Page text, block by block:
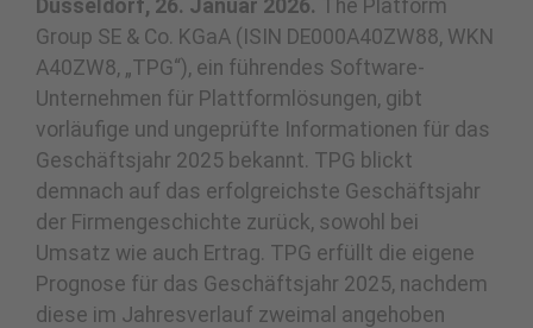
Düsseldorf, 26. Januar 2026. The Platform
Group SE & Co. KGaA (ISIN DE000A40ZW88, WKN
A40ZW8, „TPG“), ein führendes Software-
Unternehmen für Plattformlösungen, gibt
vorläufige und ungeprüfte Informationen für das
Geschäftsjahr 2025 bekannt. TPG blickt
demnach auf das erfolgreichste Geschäftsjahr
der Firmengeschichte zurück, sowohl bei
Umsatz wie auch Ertrag. TPG erfüllt die eigene
Prognose für das Geschäftsjahr 2025, nachdem
diese im Jahresverlauf zweimal angehoben